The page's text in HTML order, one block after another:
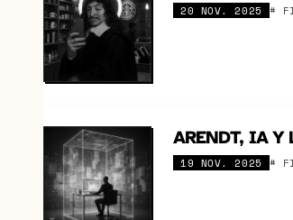
20 NOV. 2025 #
ARENDT, IA Y
19 NOV. 2025 #